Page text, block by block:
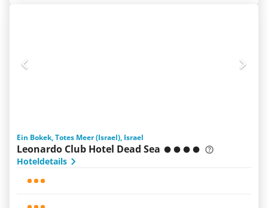
Ein Bokek, Totes Meer (Israel), Israel
Leonardo Club Hotel Dead Sea
Hoteldetails